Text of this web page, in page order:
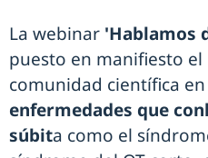
La webinar 'Hablamos
puesto en manifiesto el
comunidad científica en
enfermedades que
súbita como el